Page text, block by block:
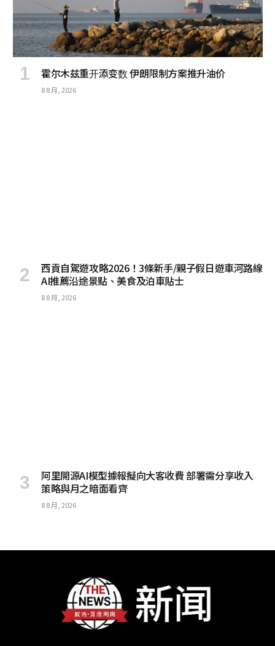
霍尔木兹重开添变数 伊朗限制方案推升油价
8 8 月, 2026
西貢自駕遊攻略2026！3條新手/親子假日遊車河路線
AI推薦沿途景點、美食及泊車貼士
8 8 月, 2026
阿里開源AI模型據報擬向大客收費 部署需分享收入
策略與月之暗面看齊
8 8 月, 2026